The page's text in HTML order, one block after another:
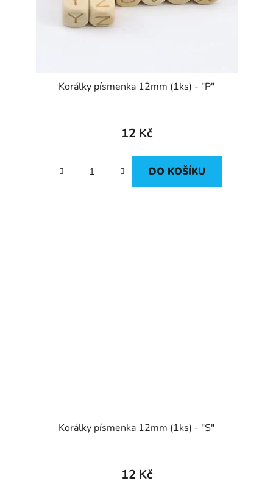
Korálky písmenka 12mm (1ks) - "P"
12 Kč
DO KOŠÍKU
Korálky písmenka 12mm (1ks) - "S"
12 Kč